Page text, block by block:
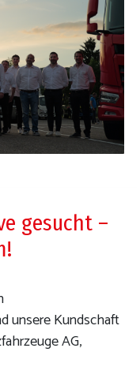
gesucht –
unsere Kundschaft
AG,